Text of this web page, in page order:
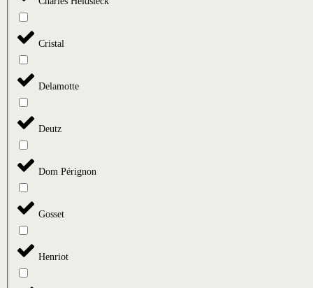
Cristal
Delamotte
Deutz
Dom Pérignon
Gosset
Henriot